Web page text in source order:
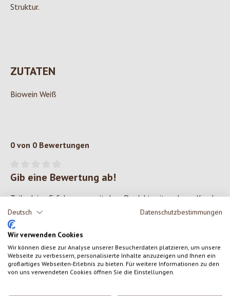
Deutsch Datenschutzbestimmungen
Wir verwenden Cookies
Wir können diese zur Analyse unserer Besucherdaten platzieren, um unsere
Webseite zu verbessern, personalisierte Inhalte anzuzeigen und Ihnen ein
großartiges Webseiten-Erlebnis zu bieten. Für weitere Informationen zu den
von uns verwendeten Cookies öffnen Sie die Einstellungen.
Struktur.
ZUTATEN
Biowein Weiß
0 von 0 Bewertungen
Durchschnittliche Bewertung von 0 von 5 Sternen
Gib eine Bewertung ab!
Teile deine Erfahrungen mit dem Produkt mit anderen Kunden.
Bewertungen nur in der aktuellen Sprache anzeigen.